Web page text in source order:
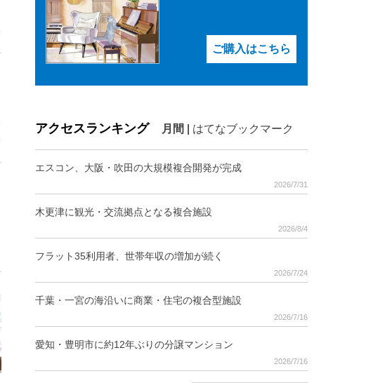
ご購入はこちら
アクセスランキング 月間 はてなブックマーク
エスコン、大阪・吹田の大規模複合開発が完成
2026/7/31
木更津に観光・交流拠点となる複合施設
2026/8/4
フラット35利用者、世帯年収の増加が続く
2026/7/24
千葉・一宮の海沿いに商業・住宅の複合型施設
2026/7/16
愛知・豊明市に約12年ぶりの分譲マンション
2026/7/16